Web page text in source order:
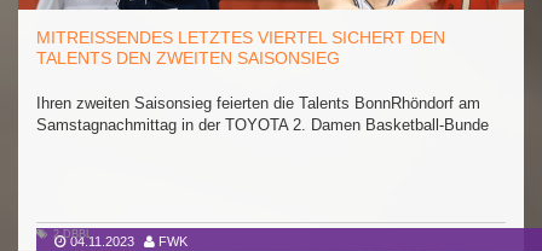
04.11.2023 FWK
MITREISSENDES LETZTES VIERTEL SICHERT DEN T
ALENTS DEN ZWEITEN SAISONSIEG
Ihren zweiten Saisonsieg feierten die Talents BonnRhöndorf am
Samstagnachmittag in der TOYOTA 2. Damen Basketball-Bunde
2.DBBL